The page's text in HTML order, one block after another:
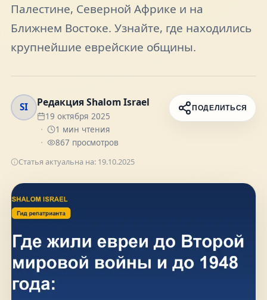
Города
О нас
Контакты
Присоединяйтесь к нам
Получайте актуальные новости и советы о
Подписаться
Палестине, Северной Африке и на
Ближнем Востоке. Узнайте, где находились
крупнейшие еврейские общины.
SI Редакция Shalom Israel
19 октября 2025
1 мин чтения
867 просмотров
ПОДЕЛИТЬСЯ
Статья актуальна на: 19.10.2025